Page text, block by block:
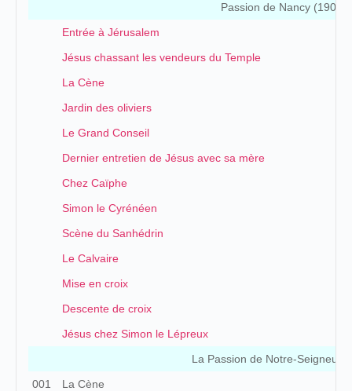
Passion de Nancy (1904)
Entrée à Jérusalem
Jésus chassant les vendeurs du Temple
La Cène
Jardin des oliviers
Le Grand Conseil
Dernier entretien de Jésus avec sa mère
Chez Caïphe
Simon le Cyrénéen
Scène du Sanhédrin
Le Calvaire
Mise en croix
Descente de croix
Jésus chez Simon le Lépreux
La Passion de Notre-Seigneur
001
La Cène